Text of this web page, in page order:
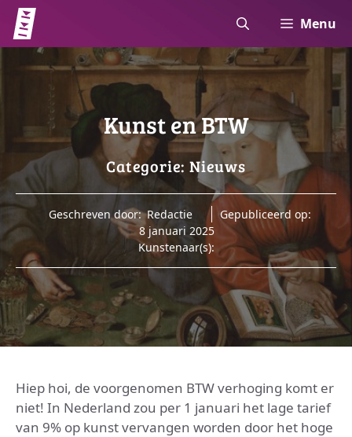
naar
de
inhoud
Menu
Kunst en BTW
Categorie: Nieuws
Geschreven door: Redactie
Gepubliceerd op:
8 januari 2025
Kunstenaar(s):
Hiep hoi, de voorgenomen BTW verhoging komt er
niet! In Nederland zou per 1 januari het lage tarief
van 9% op kunst vervangen worden door het hoge